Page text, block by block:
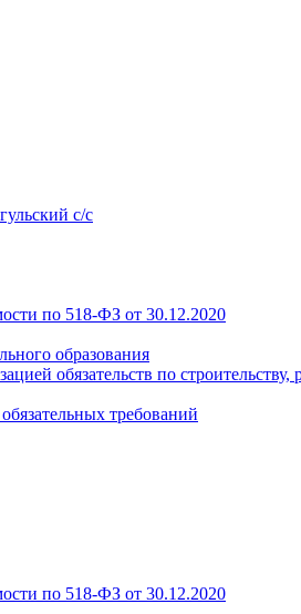
с/с
по 518-ФЗ от 30.12.2020
образования
обязательств по
требований
по 518-ФЗ от 30.12.2020